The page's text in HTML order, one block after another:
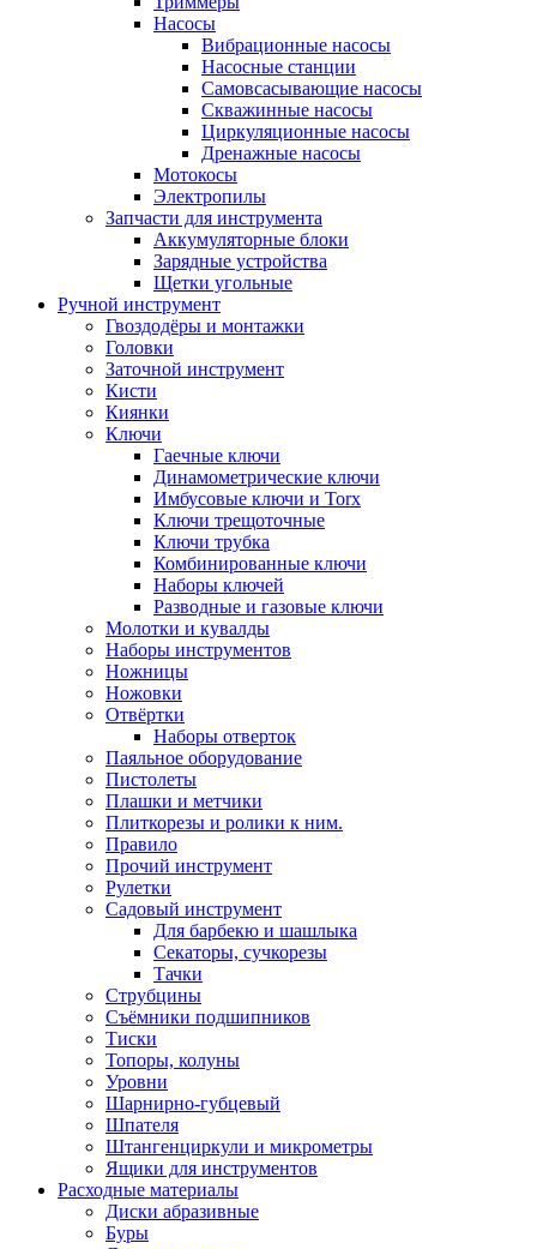
Насосы
Вибрационные насосы
Насосные станции
Самовсасывающие насосы
Скважинные насосы
Циркуляционные насосы
Дренажные насосы
Мотокосы
Электропилы
Запчасти для инструмента
Аккумуляторные блоки
Зарядные устройства
Щетки угольные
Ручной инструмент
Гвоздодёры и монтажки
Головки
Заточной инструмент
Кисти
Киянки
Ключи
Гаечные ключи
Динамометрические ключи
Имбусовые ключи и Torx
Ключи трещоточные
Ключи трубка
Комбинированные ключи
Наборы ключей
Разводные и газовые ключи
Молотки и кувалды
Наборы инструментов
Ножницы
Ножовки
Отвёртки
Наборы отверток
Паяльное оборудование
Пистолеты
Плашки и метчики
Плиткорезы и ролики к ним.
Правило
Прочий инструмент
Рулетки
Садовый инструмент
Для барбекю и шашлыка
Секаторы, сучкорезы
Тачки
Струбцины
Съёмники подшипников
Тиски
Топоры, колуны
Уровни
Шарнирно-губцевый
Шпателя
Штангенциркули и микрометры
Ящики для инструментов
Расходные материалы
Диски абразивные
Буры